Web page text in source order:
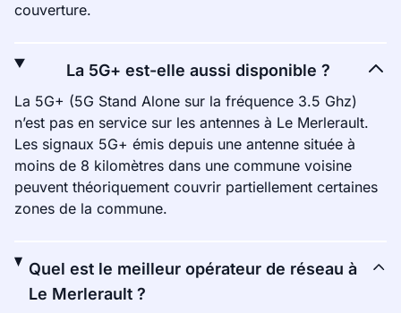
couverture.
La 5G+ est-elle aussi disponible ?
La 5G+ (5G Stand Alone sur la fréquence 3.5 Ghz)
n’est pas en service sur les antennes à Le Merlerault.
Les signaux 5G+ émis depuis une antenne située à
moins de 8 kilomètres dans une commune voisine
peuvent théoriquement couvrir partiellement certaines
zones de la commune.
Quel est le meilleur opérateur de réseau à
Le Merlerault ?